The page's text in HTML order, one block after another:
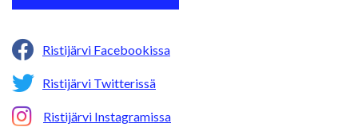
Ristijärvi Facebookissa
Ristijärvi Twitterissä
Ristijärvi Instagramissa